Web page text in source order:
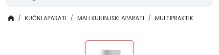
KUĆNI APARATI MALI KUHINJSKI APARATI MULTIPRAKTIK